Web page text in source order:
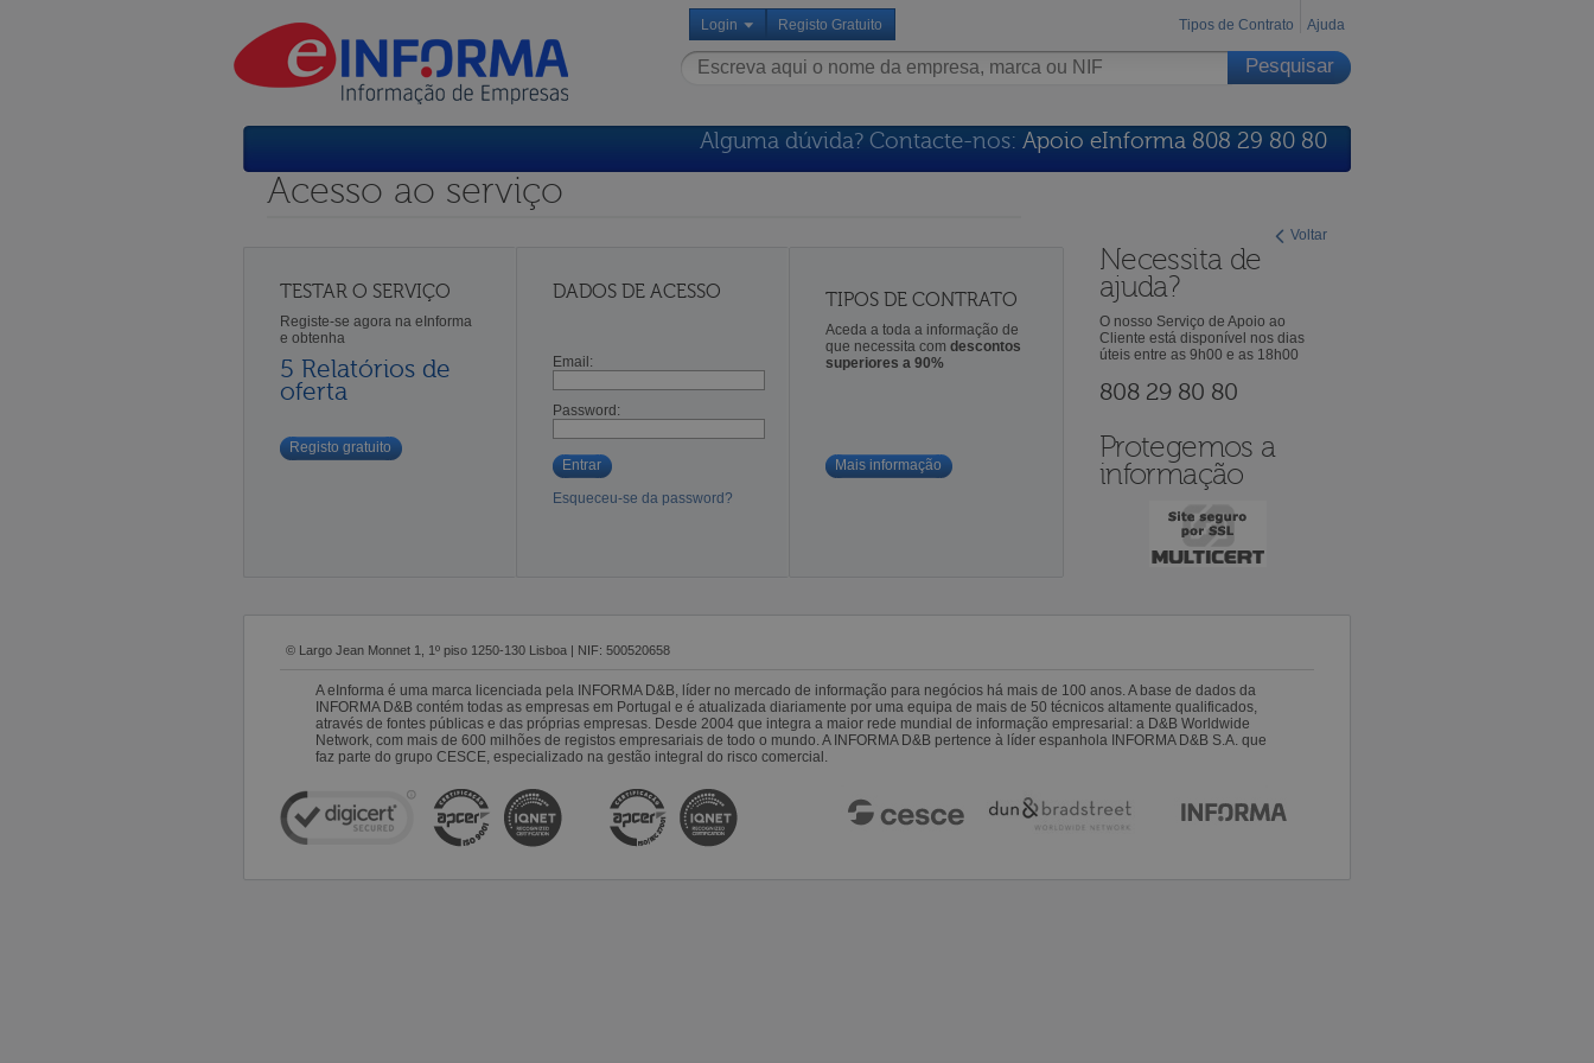
Login Registo Gratuito Tipos de Contrato Ajuda
Alguma dúvida? Contacte-nos: Apoio eInforma 808 29 80 80
Voltar
Acesso ao serviço
TESTAR O SERVIÇO
Registe-se agora na eInforma
e obtenha
5 Relatórios de
oferta
Registo gratuito
DADOS DE ACESSO
Email:
Password:
Entrar
Esqueceu-se da password?
TIPOS DE CONTRATO
Aceda a toda a informação de
que necessita comdescontos
superiores a 90%
Mais informação
Necessita de
ajuda?
O nosso Serviço de Apoio ao
Cliente está disponível nos dias
úteis entre as 9h00 e as 18h00
808 29 80 80
Protegemos a
informação
© Largo Jean Monnet 1, 1º piso 1250-130 Lisboa | NIF: 500520658
A eInforma é uma marca licenciada pela INFORMA D&B, líder no mercado de informação para negócios há mais de 100 anos. A base de dados da
INFORMA D&B contém todas as empresas em Portugal e é atualizada diariamente por uma equipa de mais de 50 técnicos altamente qualificados,
através de fontes públicas e das próprias empresas. Desde 2004 que integra a maior rede mundial de informação empresarial: a D&B Worldwide
Network, com mais de 600 milhões de registos empresariais de todo o mundo. A INFORMA D&B pertence à líder espanhola INFORMA D&B S.A. que
faz parte do grupo CESCE, especializado na gestão integral do risco comercial.